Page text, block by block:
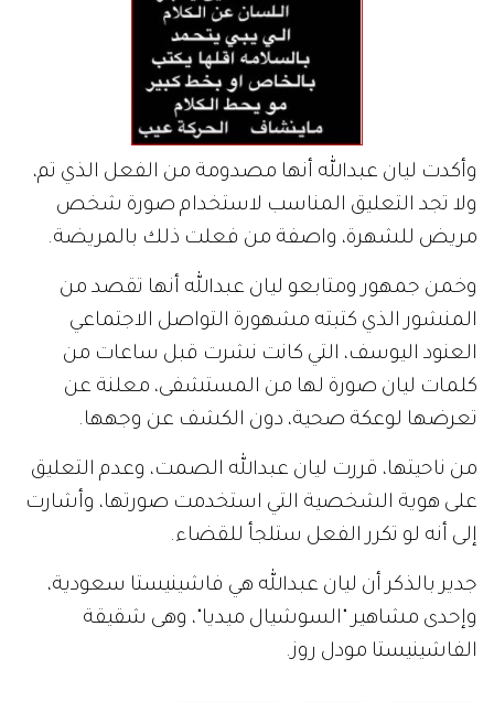
وأكدت ليان عبدالله أنها مصدومة من الفعل الذي تم،
ولا تجد التعليق المناسب لاستخدام صورة شخص
مريض للشهرة، واصفة من فعلت ذلك بالمريضة.
وخمن جمهور ومتابعو ليان عبدالله أنها تقصد من
المنشور الذي كتبته مشهورة التواصل الاجتماعي
العنود اليوسف، التي كانت نشرت قبل ساعات من
كلمات ليان صورة لها من المستشفى، معلنة عن
تعرضها لوعكة صحية، دون الكشف عن وجهها.
من ناحيتها، قررت ليان عبدالله الصمت، وعدم التعليق
على هوية الشخصية التي استخدمت صورتها، وأشارت
إلى أنه لو تكرر الفعل ستلجأ للقضاء.
جدير بالذكر أن ليان عبدالله هي فاشينيستا سعودية،
وإحدى مشاهير "السوشيال ميديا"، وهى شقيقة
الفاشينيستا مودل روز.